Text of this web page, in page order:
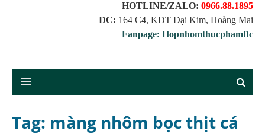
HOTLINE/ZALO: 0966.88.1895
ĐC: 164 C4, KĐT Đại Kim, Hoàng Mai
Fanpage: Hopnhomthucphamftc
Tag: màng nhôm bọc thịt cá